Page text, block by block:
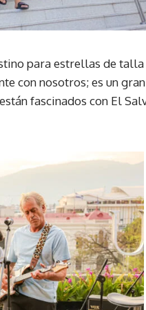
para estrellas de
con nosotros; es un
fascinados con El